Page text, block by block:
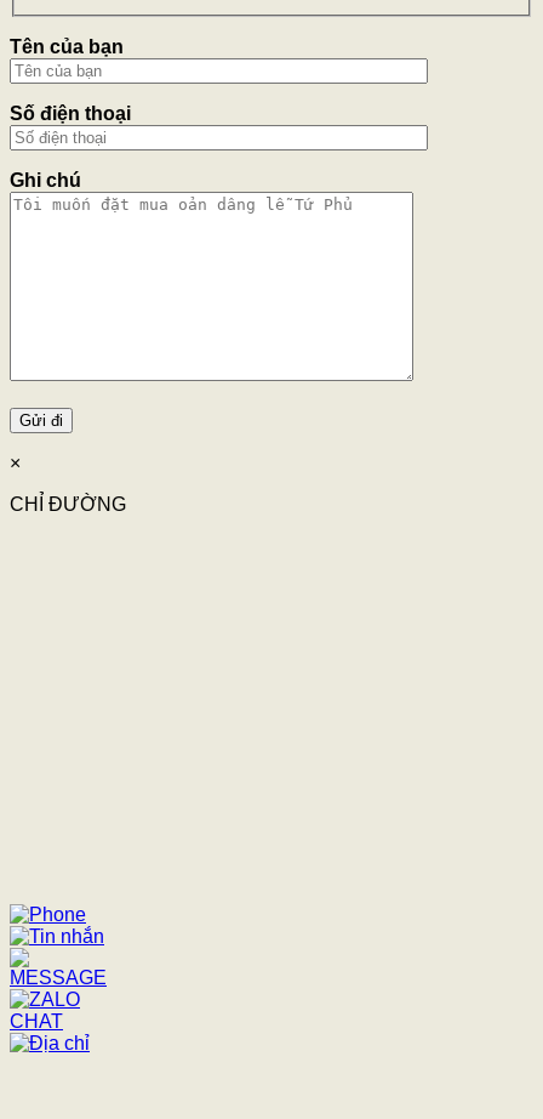
Tên của bạn
Số điện thoại
Ghi chú
×
CHỈ ĐƯỜNG